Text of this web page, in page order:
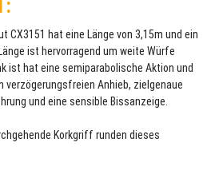
CX3151 hat eine Länge von 3,15m und ein
ist hervorragend um weite Würfe
ist hat eine semiparabolische Aktion und
Anhieb, zielgenaue
und eine sensible Bissanzeige.
Korkgriff runden dieses